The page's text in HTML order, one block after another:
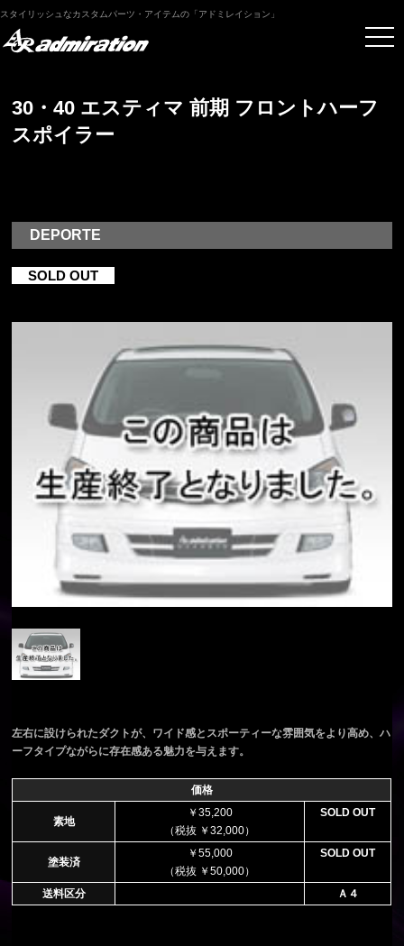
スタイリッシュなカスタムパーツ・アイテムの「アドミレイション」
30・40 エスティマ 前期 フロントハーフ
スポイラー
DEPORTE
SOLD OUT
左右に設けられたダクトが、ワイド感とスポーティーな雰囲気をより高め、ハ
ーフタイプながらに存在感ある魅力を与えます。
価格
素地
￥35,200
（税抜 ￥32,000）
SOLD OUT
塗装済
￥55,000
（税抜 ￥50,000）
SOLD OUT
送料区分 Ａ４